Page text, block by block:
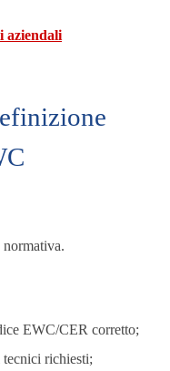
aziendali
normativa.
EWC/CER corretto;
tecnici richiesti;